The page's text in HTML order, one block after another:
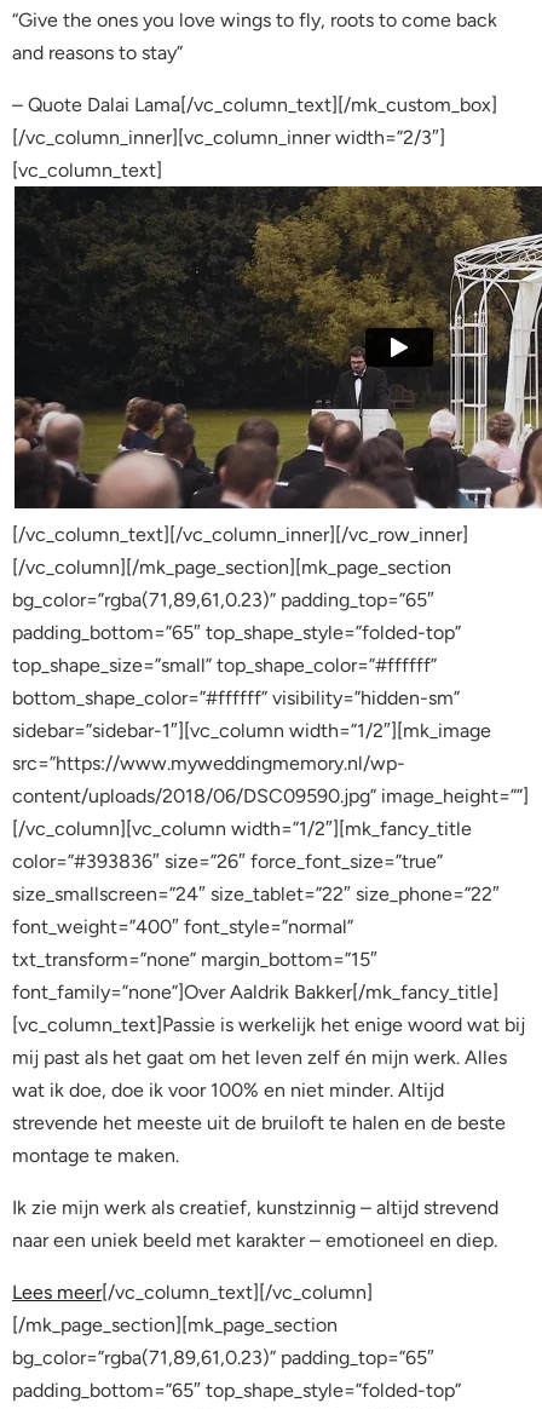
“Give the ones you love wings to fly, roots to come back
and reasons to stay”
– Quote Dalai Lama[/vc_column_text][/mk_custom_box]
[/vc_column_inner][vc_column_inner width=”2/3″]
[vc_column_text]
[/vc_column_text][/vc_column_inner][/vc_row_inner]
[/vc_column][/mk_page_section][mk_page_section
bg_color=”rgba(71,89,61,0.23)” padding_top=”65″
padding_bottom=”65″ top_shape_style=”folded-top”
top_shape_size=”small” top_shape_color=”#ffffff”
bottom_shape_color=”#ffffff” visibility=”hidden-sm”
sidebar=”sidebar-1″][vc_column width=”1/2″][mk_image
src=”https://www.myweddingmemory.nl/wp-
content/uploads/2018/06/DSC09590.jpg” image_height=””]
[/vc_column][vc_column width=”1/2″][mk_fancy_title
color=”#393836″ size=”26″ force_font_size=”true”
size_smallscreen=”24″ size_tablet=”22″ size_phone=”22″
font_weight=”400″ font_style=”normal”
txt_transform=”none” margin_bottom=”15″
font_family=”none”]Over Aaldrik Bakker[/mk_fancy_title]
[vc_column_text]Passie is werkelijk het enige woord wat bij
mij past als het gaat om het leven zelf én mijn werk. Alles
wat ik doe, doe ik voor 100% en niet minder. Altijd
strevende het meeste uit de bruiloft te halen en de beste
montage te maken.
Ik zie mijn werk als creatief, kunstzinnig – altijd strevend
naar een uniek beeld met karakter – emotioneel en diep.
Lees meer[/vc_column_text][/vc_column]
[/mk_page_section][mk_page_section
bg_color=”rgba(71,89,61,0.23)” padding_top=”65″
padding_bottom=”65″ top_shape_style=”folded-top”